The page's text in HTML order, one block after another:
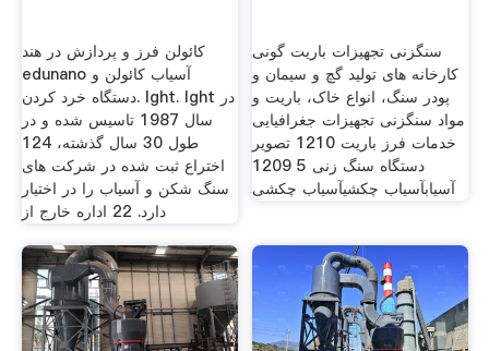
کائولن فرز و پردازش در هند
edunano آسیاب کائولن و
دستگاه خرد کردن. lght. lght در
سال 1987 تاسیس شده و در
طول 30 سال گذشته، 124
اختراع ثبت شده در شركت های
سنگ شكن و آسیاب را در اختیار
دارد. 22 اداره خارج از
سنگزنی تجهیزات باریت گونی
کارخانه های تولید گچ و سیمان و
پودر سنگ، انواع خاک، باریت و
مواد سنگزنی تجهیزات جغرافیایی
خدمات فرز باریت 1210 تصویر
دستگاه سنگ زنی 5 1209
آسیابآسیاب چکشیآسیاب چکشی